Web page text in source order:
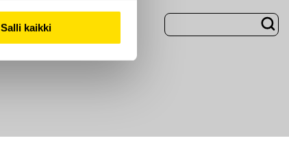
Salli kaikki
Evästeet